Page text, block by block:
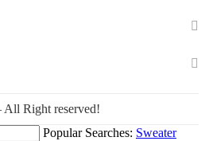
Right reserved!
Popular Searches: Sweater